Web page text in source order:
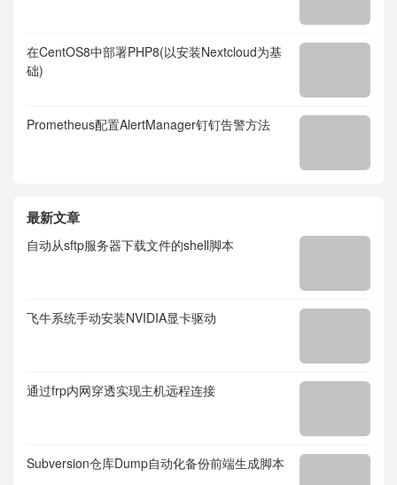
在CentOS8中部署PHP8(以安装Nextcloud为基
础)
Prometheus配置AlertManager钉钉告警方法
最新文章
自动从sftp服务器下载文件的shell脚本
飞牛系统手动安装NVIDIA显卡驱动
通过frp内网穿透实现主机远程连接
Subversion仓库Dump自动化备份前端生成脚本